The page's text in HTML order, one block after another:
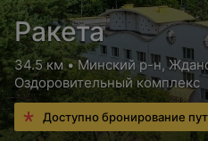
Ракета
34.5 км • Минский р-н,
Оздоровительный комплекс
Доступно бронирование